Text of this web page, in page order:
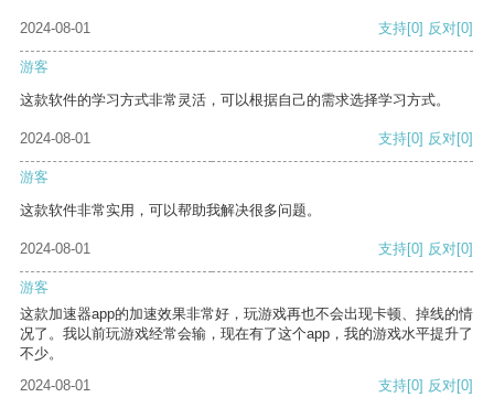
2024-08-01 支持[0] 反对[0]
游客
这款软件的学习方式非常灵活，可以根据自己的需求选择学习方式。
2024-08-01 支持[0] 反对[0]
游客
这款软件非常实用，可以帮助我解决很多问题。
2024-08-01 支持[0] 反对[0]
游客
这款加速器app的加速效果非常好，玩游戏再也不会出现卡顿、掉线的情
况了。我以前玩游戏经常会输，现在有了这个app，我的游戏水平提升了
不少。
2024-08-01
支持[0] 反对[0]